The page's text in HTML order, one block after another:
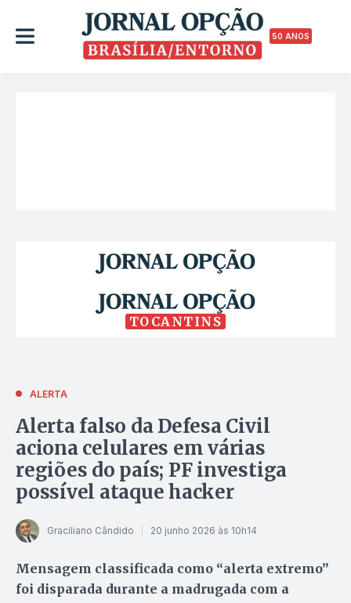
50 ANOS
TOCANTINS
ALERTA
Alerta falso da Defesa Civil
aciona celulares em várias
regiões do país; PF investiga
possível ataque hacker
Graciliano Cândido 20 junho 2026 às 10h14
Mensagem classificada como “alerta extremo”
foi disparada durante a madrugada com a